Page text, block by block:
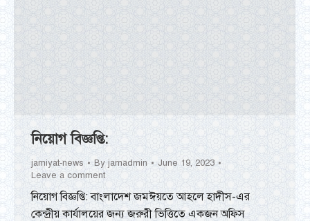
নিয়োগ বিজ্ঞপ্তি:
jamiyat-news By jamadmin
June 19, 2023
Leave a comment
নিয়োগ বিজ্ঞপ্তি: বাংলাদেশ জমঈয়তে আহলে হাদীস-এর
কেন্দ্রীয় কার্যালয়ের জন্য জরুরী ভিত্তিতে একজন অফিস